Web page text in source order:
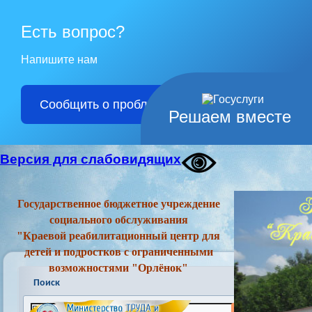
Решаем вместе
Есть вопрос?
Напишите нам
Сообщить о проблеме
Версия для слабовидящих
Государственное бюджетное учреждение
социального обслуживания
"Краевой реабилитационный центр для
детей и подростков с ограниченными
возможностями "Орлёнок"
Поиск